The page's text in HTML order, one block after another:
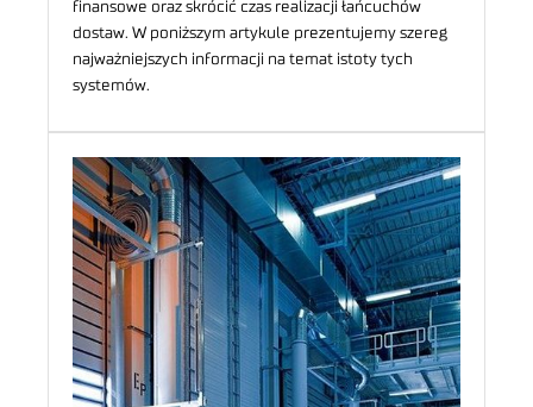
finansowe oraz skrócić czas realizacji łańcuchów
dostaw. W poniższym artykule prezentujemy szereg
najważniejszych informacji na temat istoty tych
systemów.